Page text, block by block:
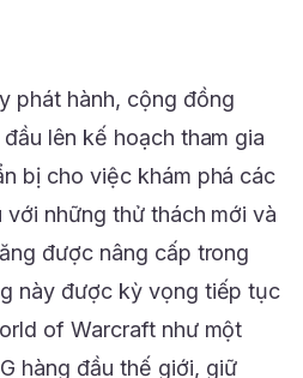
phát hành, cộng đồng
lên kế hoạch tham gia
bị cho việc khám phá các
những thử thách mới và
được nâng cấp trong
này được kỳ vọng tiếp tục
of Warcraft như một
hàng đầu thế giới, giữ